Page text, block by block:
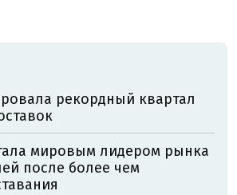
рекордный квартал
мировым лидером рынка
после более чем